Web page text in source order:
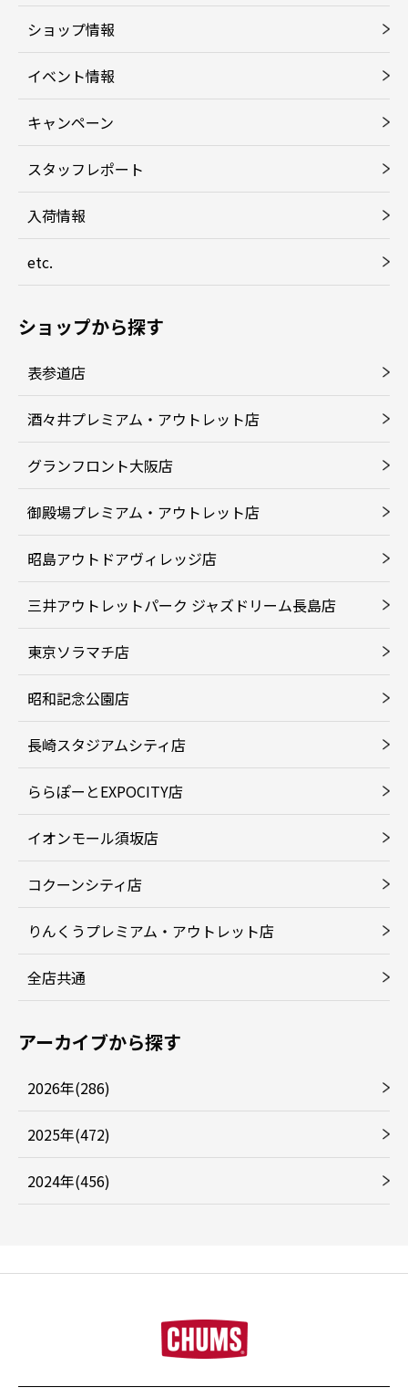
ショップ情報
イベント情報
キャンペーン
スタッフレポート
入荷情報
etc.
ショップから探す
表参道店
酒々井プレミアム・アウトレット店
グランフロント大阪店
御殿場プレミアム・アウトレット店
昭島アウトドアヴィレッジ店
三井アウトレットパーク ジャズドリーム長島店
東京ソラマチ店
昭和記念公園店
長崎スタジアムシティ店
ららぽーとEXPOCITY店
イオンモール須坂店
コクーンシティ店
りんくうプレミアム・アウトレット店
全店共通
アーカイブから探す
2026年(286)
2025年(472)
2024年(456)